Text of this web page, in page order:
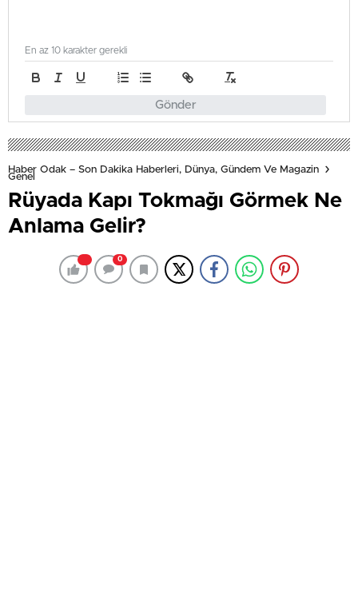
Gönder
En az 10 karakter gerekli
Haber Odak – Son Dakika Haberleri, Dünya, Gündem Ve Magazin
Genel
Rüyada Kapı Tokmağı Görmek Ne
Anlama Gelir?
0